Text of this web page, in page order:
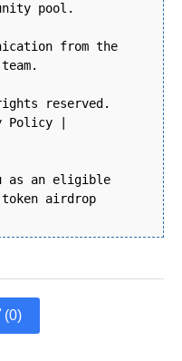
pool.
from the
reserved.
Policy |
as an eligible
airdrop